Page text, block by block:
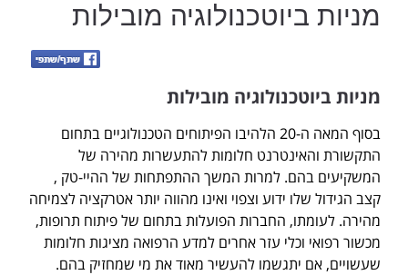
מניות ביוטכנולוגיה מובילות
מניות ביוטכנולוגיה מובילות
בסוף המאה ה-20 הלהיבו הפיתוחים הטכנולוגיים בתחום
התקשורת והאינטרנט חלומות להתעשרות מהירה של
המשקיעים בהם. למרות המשך ההתפתחות של ההיי-טק ,
קצב הגידול שלו ידוע וצפוי ואינו מהווה יותר אטרקציה לצמיחה
מהירה. לעומתו, החברות הפועלות בתחום של פיתוח תרופות,
מכשור רפואי וכלי עזר אחרים למדע הרפואה מציגות חלומות
שעשויים, אם יתגשמו להעשיר מאוד את מי שמחזיק בהם.